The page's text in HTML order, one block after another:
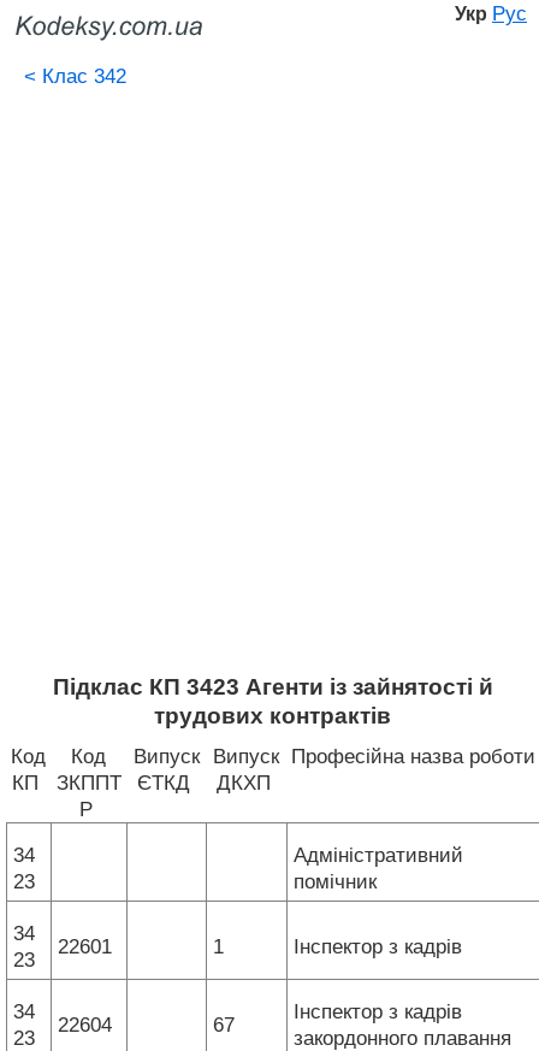
Укр Рус
< Клас 342
Підклас КП 3423 Агенти із зайнятості й
трудових контрактів
Код
КП
Код
ЗКППТ
Р
Випуск
ЄТКД
Випуск
ДКХП
Професійна назва роботи
34
23
Адміністративний
помічник
34
23
22601 1 Інспектор з кадрів
34
23
22604 67
Інспектор з кадрів
закордонного плавання